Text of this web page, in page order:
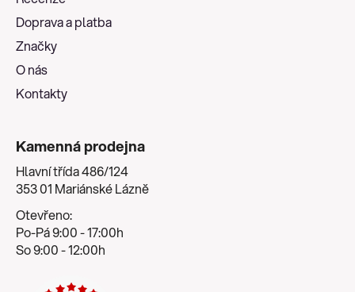
Doprava a platba
Značky
O nás
Kontakty
Kamenná prodejna
Hlavní třída 486/124
353 01 Mariánské Lázně
Otevřeno:
Po-Pá 9:00 - 17:00h
So 9:00 - 12:00h